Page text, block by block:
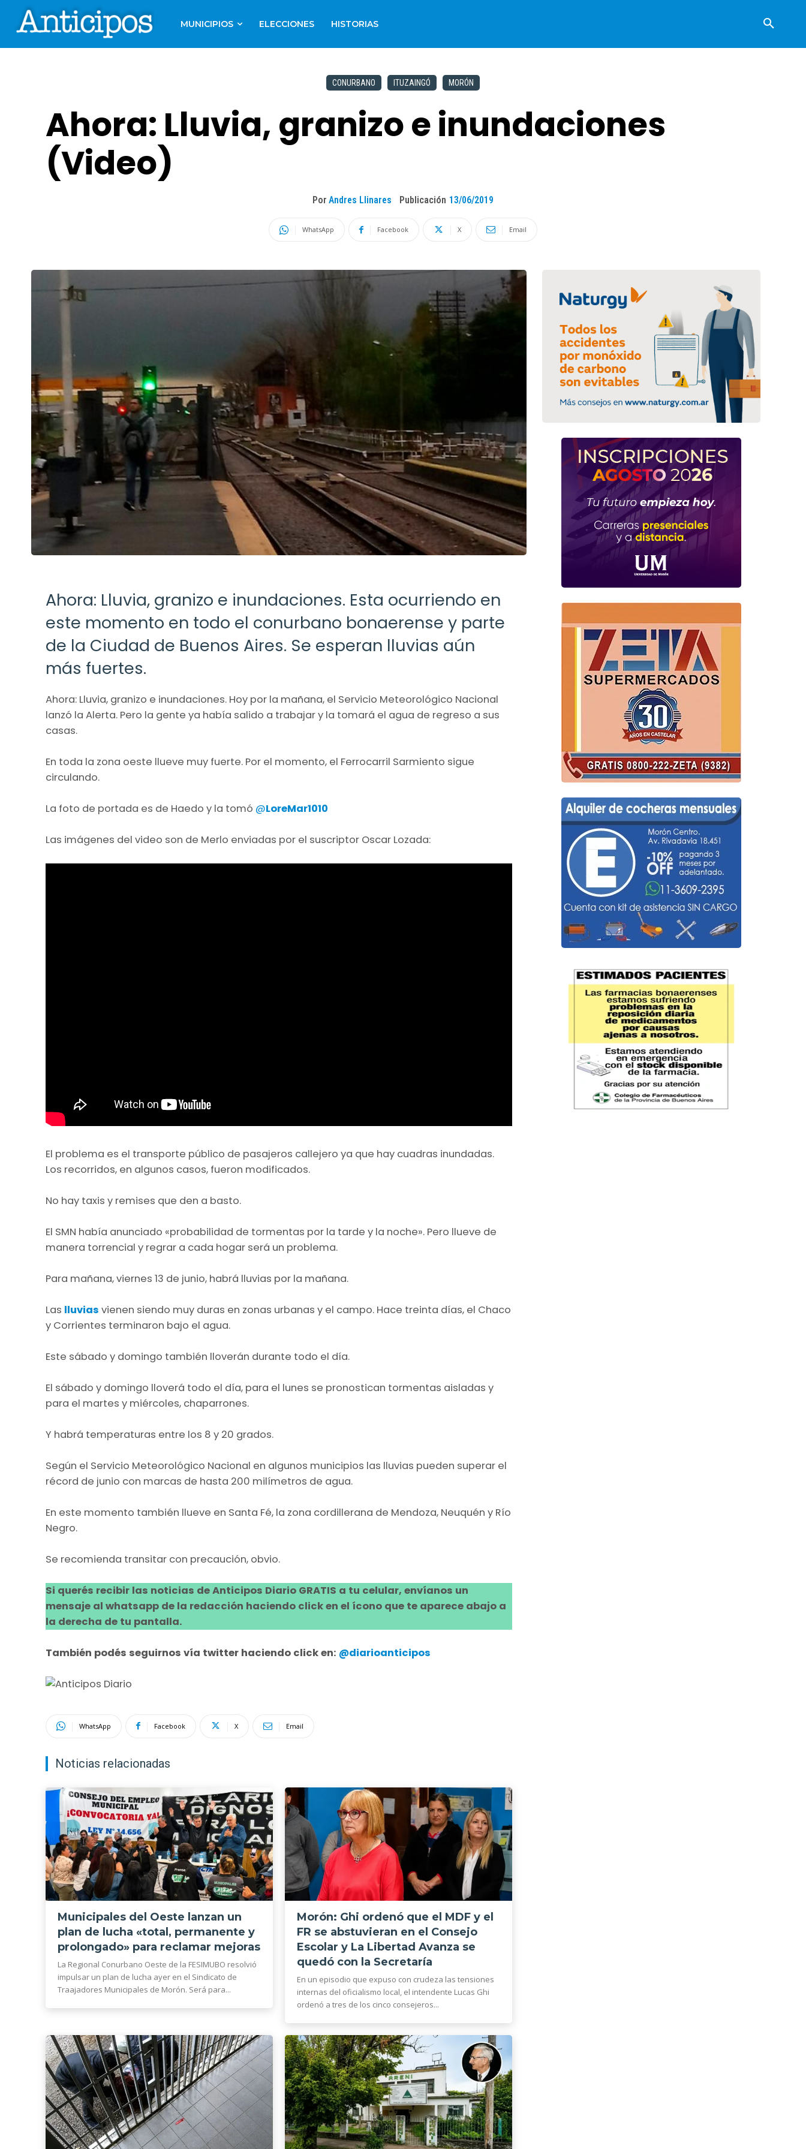
MUNICIPIOS ELECCIONES HISTORIAS
CONURBANO ITUZAINGÓ MORÓN
Ahora: Lluvia, granizo e inundaciones
(Video)
Por Andres Llinares Publicación 13/06/2019
WhatsApp Facebook X Email
Ahora: Lluvia, granizo e inundaciones. Esta ocurriendo en
este momento en todo el conurbano bonaerense y parte
de la Ciudad de Buenos Aires. Se esperan lluvias aún
más fuertes.
Ahora: Lluvia, granizo e inundaciones. Hoy por la mañana, el Servicio Meteorológico Nacional
lanzó la Alerta. Pero la gente ya había salido a trabajar y la tomará el agua de regreso a sus
casas.
En toda la zona oeste llueve muy fuerte. Por el momento, el Ferrocarril Sarmiento sigue
circulando.
La foto de portada es de Haedo y la tomó @LoreMar1010
Las imágenes del video son de Merlo enviadas por el suscriptor Oscar Lozada:
El problema es el transporte público de pasajeros callejero ya que hay cuadras inundadas.
Los recorridos, en algunos casos, fueron modificados.
No hay taxis y remises que den a basto.
El SMN había anunciado «probabilidad de tormentas por la tarde y la noche». Pero llueve de
manera torrencial y regrar a cada hogar será un problema.
Para mañana, viernes 13 de junio, habrá lluvias por la mañana.
Las lluvias vienen siendo muy duras en zonas urbanas y el campo. Hace treinta días, el Chaco
y Corrientes terminaron bajo el agua.
Este sábado y domingo también lloverán durante todo el día.
El sábado y domingo lloverá todo el día, para el lunes se pronostican tormentas aisladas y
para el martes y miércoles, chaparrones.
Y habrá temperaturas entre los 8 y 20 grados.
Según el Servicio Meteorológico Nacional en algunos municipios las lluvias pueden superar el
récord de junio con marcas de hasta 200 milímetros de agua.
En este momento también llueve en Santa Fé, la zona cordillerana de Mendoza, Neuquén y Río
Negro.
Se recomienda transitar con precaución, obvio.
Si querés recibir las noticias de Anticipos Diario GRATIS a tu celular, envíanos un
mensaje al whatsapp de la redacción haciendo click en el ícono que te aparece abajo a
la derecha de tu pantalla.
También podés seguirnos vía twitter haciendo click en: @diarioanticipos
WhatsApp Facebook X Email
Noticias relacionadas
Municipales del Oeste lanzan un
plan de lucha «total, permanente y
prolongado» para reclamar mejoras
La Regional Conurbano Oeste de la FESIMUBO resolvió
impulsar un plan de lucha ayer en el Sindicato de
Traajadores Municipales de Morón. Será para...
Morón: Ghi ordenó que el MDF y el
FR se abstuvieran en el Consejo
Escolar y La Libertad Avanza se
quedó con la Secretaría
En un episodio que expuso con crudeza las tensiones
internas del oficialismo local, el intendente Lucas Ghi
ordenó a tres de los cinco consejeros...